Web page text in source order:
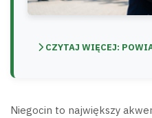
CZYTAJ WIĘCEJ:
Niegocin to największy